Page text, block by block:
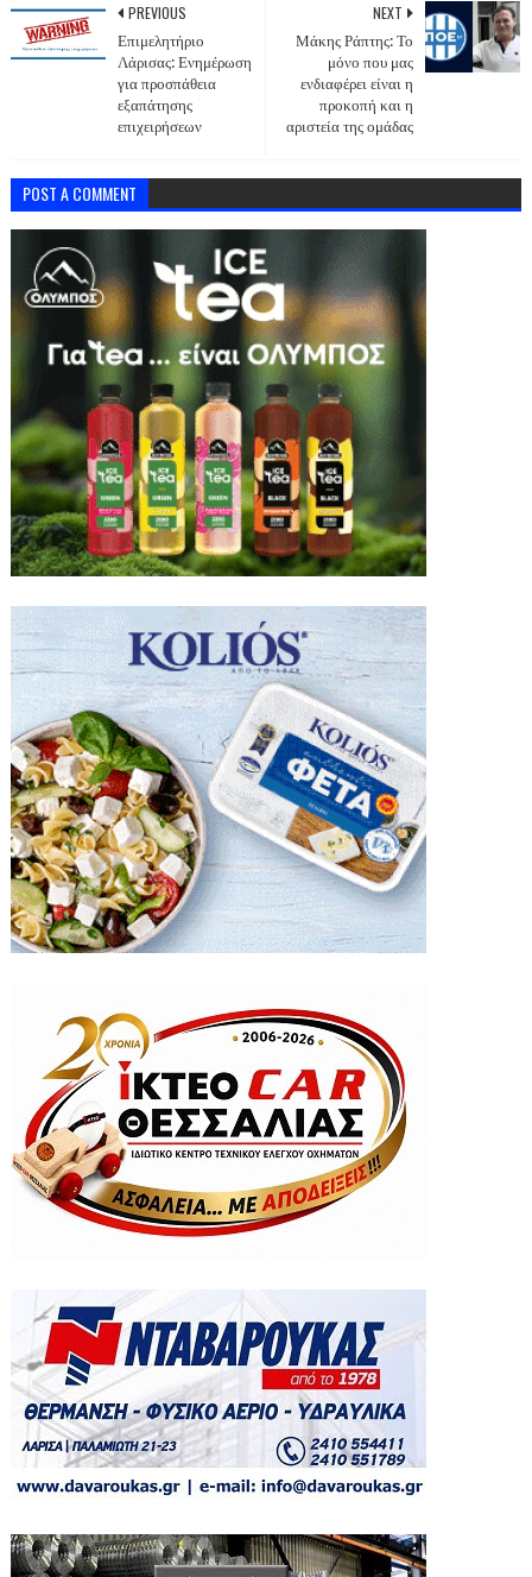
NEXT
Μάκης Ράπτης: Το
μόνο που μας
ενδιαφέρει είναι η
προκοπή και η
αριστεία της ομάδας
PREVIOUS
Επιμελητήριο
Λάρισας: Ενημέρωση
για προσπάθεια
εξαπάτησης
επιχειρήσεων
POST A COMMENT